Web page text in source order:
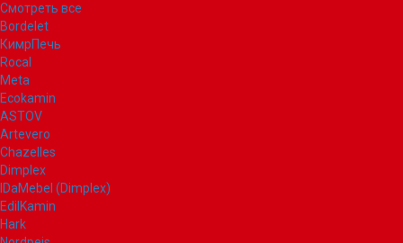
Смотреть все
Bordelet
КимрПечь
Rocal
Meta
Ecokamin
ASTOV
Artevero
Chazelles
Dimplex
IDaMebel (Dimplex)
EdilKamin
Hark